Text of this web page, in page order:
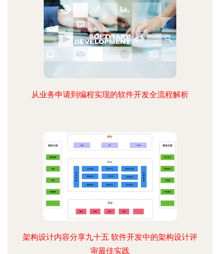
从业务申请到编程实现的软件开发全流程解析
架构设计内容分享九十五 软件开发中的架构设计评
审最佳实践